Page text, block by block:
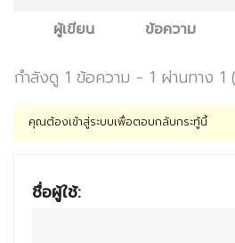
ผู้เขียน
ข้อความ
กำลังดู 1 ข้อความ - 1 ผ่านทาง 1
คุณต้องเข้าสู่ระบบเพื่อตอบกลับกระทู้นี้
ชื่อผู้ใช้: